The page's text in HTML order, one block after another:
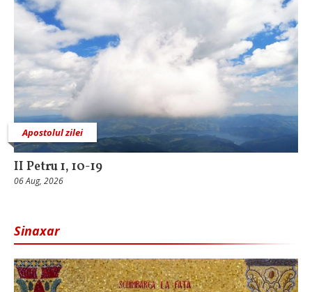
Apostolul zilei
II Petru 1, 10-19
06 Aug, 2026
Sinaxar